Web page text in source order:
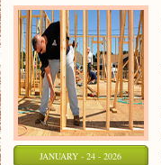
JANUARY - 24 - 2026